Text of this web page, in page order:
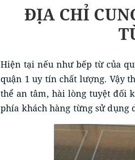
ĐỊA CHỈ
Hiện tại nếu như bếp từ của
quận 1 uy tín chất lượng. Vậy
thể an tâm, hài lòng tuyệt đối
phía khách hàng từng sử dụng